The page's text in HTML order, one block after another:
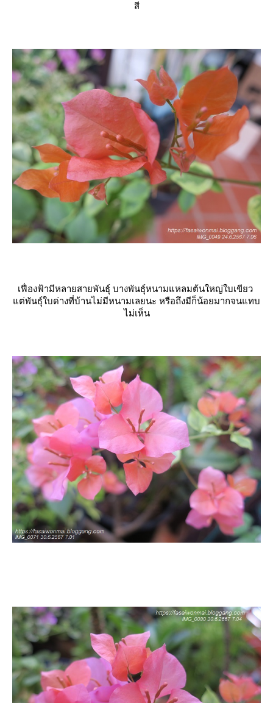
สี
เฟื่องฟ้ามีหลายสายพันธุ์ บางพันธุ์หนามแหลมต้นใหญ่ใบเขียว
ต่พันธุ์ใบด่างที่บ้านไม่มีหนามเลยนะ หรือถึงมีก็น้อยมากจนแทบ
ไม่เห็น